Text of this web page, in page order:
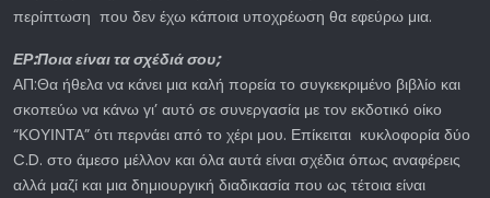
περίπτωση που δεν έχω κάποια υποχρέωση θα εφεύρω μια.
ΕΡ:Ποια είναι τα σχέδιά σου;
ΑΠ:Θα ήθελα να κάνει μια καλή πορεία το συγκεκριμένο βιβλίο και
σκοπεύω να κάνω γι’ αυτό σε συνεργασία με τον εκδοτικό οίκο
“ΚΟΥΙΝΤΑ” ότι περνάει από το χέρι μου. Επίκειται κυκλοφορία δύο
C.D. στο άμεσο μέλλον και όλα αυτά είναι σχέδια όπως αναφέρεις
αλλά μαζί και μια δημιουργική διαδικασία που ως τέτοια είναι